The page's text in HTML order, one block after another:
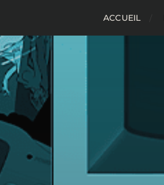
ACCUEIL